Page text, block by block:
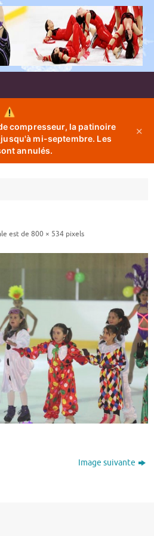
compresseur, la patinoire
mi-septembre. Les
annulés.
✕
est de 800 × 534pixels
Image suivante